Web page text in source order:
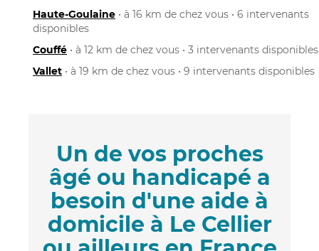
Haute-Goulaine • à 16 km de chez vous • 6 intervenants
disponibles
Couffé • à 12 km de chez vous • 3 intervenants disponibles
Vallet • à 19 km de chez vous • 9 intervenants disponibles
Un de vos proches
âgé ou handicapé a
besoin d'une aide à
domicile à Le Cellier